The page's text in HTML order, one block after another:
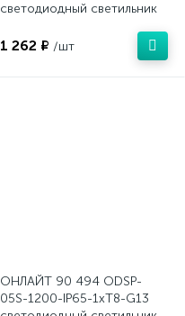
светодиодный светильник
1 262 ₽ /шт
ОНЛАЙТ 90 494 ODSP-
05S-1200-IP65-1хT8-G13